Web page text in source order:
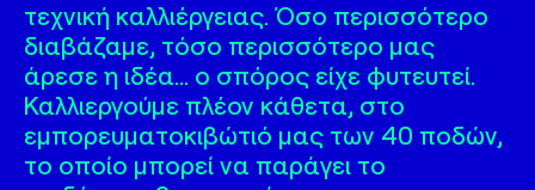
τεχνική καλλιέργειας. Όσο περισσότερο
διαβάζαμε, τόσο περισσότερο μας
άρεσε η ιδέα… ο σπόρος είχε φυτευτεί.
Καλλιεργούμε πλέον κάθετα, στο
εμπορευματοκιβώτιό μας των 40 ποδών,
το οποίο μπορεί να παράγει το